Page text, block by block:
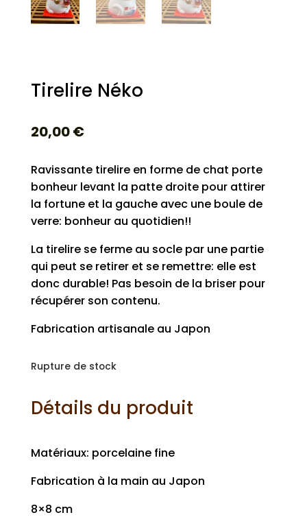
Tirelire Néko
20,00€
Ravissante tirelire en forme de chat porte
bonheur levant la patte droite pour attirer
la fortune et la gauche avec une boule de
verre: bonheur au quotidien!!
La tirelire se ferme au socle par une partie
qui peut se retirer et se remettre: elle est
donc durable! Pas besoin de la briser pour
récupérer son contenu.
Fabrication artisanale au Japon
Rupture de stock
Détails du produit
Matériaux: porcelaine fine
Fabrication à la main au Japon
8×8 cm